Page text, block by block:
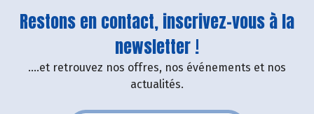
Restons en contact, inscrivez-vous à la
newsletter !
....et retrouvez nos offres, nos événements et nos
actualités.